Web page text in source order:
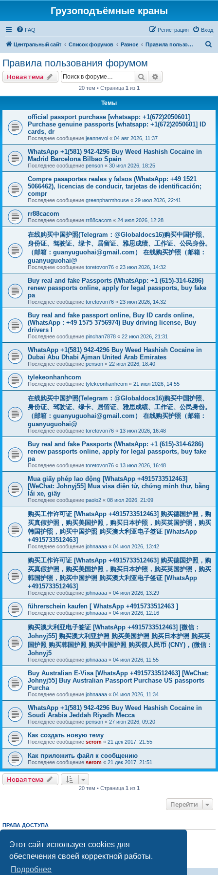
Этот сайт использует cookies для
обеспечения своей корректной работы.
Подробнее
Грузоподъёмные краны
FAQ Вход
Регистрация
Центральный сайт Список форумов Разное Правила пользования форумом
Правила пользования форумом
Новая тема Поиск
20 тем • Страница 1 из 1
Темы
official passport purchase [whatsapp: +1(672)2050601]
Purchase genuine passports [whatsapp: +1(672)2050601] ID
cards, dr
Последнее сообщение jeannevol « 04 авг 2026, 11:37
WhatsApp +1(581) 942-4296 Buy Weed Hashish Cocaine in
Madrid Barcelona Bilbao Spain
Последнее сообщение penson « 30 июл 2026, 18:25
Compre pasaportes reales y falsos (WhatsApp: +49 1521
5066462), licencias de conducir, tarjetas de identificación;
compr
Последнее сообщение greenpharmhouse « 29 июл 2026, 22:41
rr88cacom
Последнее сообщение rr88cacom « 24 июл 2026, 12:28
在线购买中国护照(Telegram：@Globaldocs16)购买中国护照、
身份证、驾驶证、绿卡、居留证、雅思成绩、工作证、公民身份。
（邮箱： guanyuguohai@gmail.com ） 在线购买护照（邮箱：
guanyuguohai@
Последнее сообщение toretovon76 « 23 июл 2026, 14:32
Buy real and fake Passports (WhatsApp: +1 (615)-314-6286)
renew passports online, apply for legal passports, buy fake
pa
Последнее сообщение toretovon76 « 23 июл 2026, 14:32
Buy real and fake passport online, Buy ID cards online,
(WhatsApp : +49 1575 3756974) Buy driving license, Buy
drivers l
Последнее сообщение pinchan7878 « 22 июл 2026, 21:31
WhatsApp +1(581) 942-4296 Buy Weed Hashish Cocaine in
Dubai Abu Dhabi Ajman United Arab Emirates
Последнее сообщение penson « 22 июл 2026, 18:40
tylekeonhanhcom
Последнее сообщение tylekeonhanhcom « 21 июл 2026, 14:55
在线购买中国护照(Telegram：@Globaldocs16)购买中国护照、
身份证、驾驶证、绿卡、居留证、雅思成绩、工作证、公民身份。
（邮箱： guanyuguohai@gmail.com ） 在线购买护照（邮箱：
guanyuguohai@
Последнее сообщение toretovon76 « 13 июл 2026, 16:48
Buy real and fake Passports (WhatsApp: +1 (615)-314-6286)
renew passports online, apply for legal passports, buy fake
pa
Последнее сообщение toretovon76 « 13 июл 2026, 16:48
Mua giấy phép lao động [WhatsApp +4915733512463]
[WeChat: Johnyj55] Mua visa điện tử, chứng minh thư, bằng
lái xe, giấy
Последнее сообщение paolo2 « 08 июл 2026, 21:09
购买工作许可证 [WhatsApp +4915733512463] 购买德国护照，购
买真假护照，购买美国护照，购买日本护照，购买英国护照，购买
韩国护照，购买中国护照 购买澳大利亚电子签证 [WhatsApp
+4915733512463]
Последнее сообщение johnaaaa « 04 июл 2026, 13:42
购买工作许可证 [WhatsApp +4915733512463] 购买德国护照，购
买真假护照，购买美国护照，购买日本护照，购买英国护照，购买
韩国护照，购买中国护照 购买澳大利亚电子签证 [WhatsApp
+4915733512463]
Последнее сообщение johnaaaa « 04 июл 2026, 13:29
führerschein kaufen [ WhatsApp +4915733512463 ]
Последнее сообщение johnaaaa « 04 июл 2026, 12:16
购买澳大利亚电子签证 [WhatsApp +4915733512463] [微信：
Johnyj55] 购买澳大利亚护照 购买美国护照 购买日本护照 购买英
国护照 购买韩国护照 购买中国护照 购买假人民币 (CNY)，(微信：
Johnyj5
Последнее сообщение johnaaaa « 04 июл 2026, 11:55
Buy Australian E-Visa [WhatsApp +4915733512463] [WeChat;
Johnyj55] Buy Australian Passport Purchase US passports
Purcha
Последнее сообщение johnaaaa « 04 июл 2026, 11:34
WhatsApp +1(581) 942-4296 Buy Weed Hashish Cocaine in
Soudi Arabia Jeddah Riyadh Mecca
Последнее сообщение penson « 27 июн 2026, 09:20
Как создать новую тему
Последнее сообщение serom « 21 дек 2017, 21:55
Как приложить файл к сообщению
Последнее сообщение serom « 21 дек 2017, 21:51
Новая тема
20 тем • Страница 1 из 1
Перейти
ПРАВА ДОСТУПА
Выне можетеотвечать на сообщения
Выне можетередактировать свои сообщения
Выне можетеудалять свои сообщения
добавлять вложения